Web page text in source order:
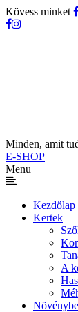
Kövess minket
Minden, amit
E-SHOP
Menu
Kezdőlap
Kertek
A